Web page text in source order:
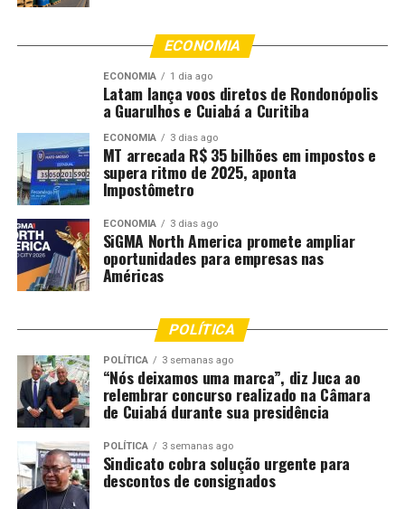
sensação entre os habitantes de que decisões
importantes estariam sendo tomadas sem diálogo
As associações que integram o movimento, entre elas a
Associação de Pequenos Produtores Rurais,
representantes da Comunidade João Carro, Paraíso do
Manso e os Projetos de Assentamento da região,
reiteram que a participação popular é indispensável
para a construção de políticas ambientais e territoriais
que respeitem as realidades locais. Elas destacam que
qualquer medida adotada sem esse diálogo pode gerar
impactos diretos na produção rural, no turismo, no uso
da água, na preservação ambiental e no modo de vida de
A expectativa é que a audiência pública avance nas
tratativas, estabeleça compromissos claros e garanta
que as decisões sobre o Lago do Manso sejam tomadas
levando em conta os aspectos ambientais, sociais,
econômicos e culturais que moldam o cotidiano das
comunidades que vivem e dependem da região.
Fonte:ALMT – MT
ECONOMIA
ECONOMIA 1 dia ago
Latam lança voos diretos de Rondonópolis
a Guarulhos e Cuiabá a Curitiba
ECONOMIA 3 dias ago
MT arrecada R$ 35 bilhões em impostos e
supera ritmo de 2025, aponta
Impostômetro
ECONOMIA 3 dias ago
SiGMA North America promete ampliar
oportunidades para empresas nas
Américas
POLÍTICA
POLÍTICA 3 semanas ago
“Nós deixamos uma marca”, diz Juca ao
relembrar concurso realizado na Câmara
de Cuiabá durante sua presidência
POLÍTICA 3 semanas ago
Sindicato cobra solução urgente para
descontos de consignados